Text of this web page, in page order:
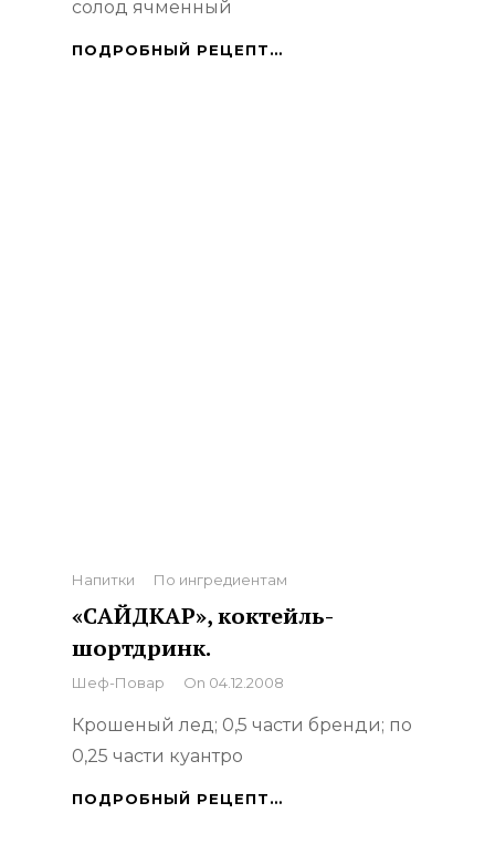
солод ячменный
ПОДРОБНЫЙ РЕЦЕПТ…
Categories
Напитки По ингредиентам
«САЙДКАР», коктейль-
шортдринк.
By
Шеф-Повар On 04.12.2008
Крошеный лед; 0,5 части бренди; по
0,25 части куантро
ПОДРОБНЫЙ РЕЦЕПТ…